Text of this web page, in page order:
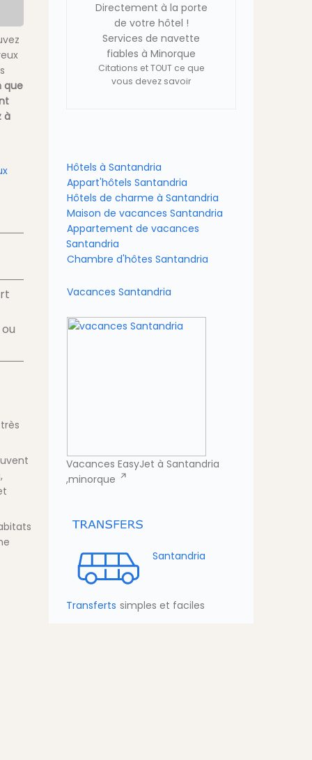
que
à
ou
Directement à la porte
de votre hôtel !
Services de navette
fiables à Minorque
Citations et TOUT ce que
vous devez savoir
Hôtels à Santandria
Appart'hôtels Santandria
Hôtels de charme à Santandria
Maison de vacances Santandria
Appartement de vacances
Santandria
Chambre d'hôtes Santandria
Vacances Santandria
Vacances EasyJet à Santandria
,minorque
Santandria
Transferts simples et faciles